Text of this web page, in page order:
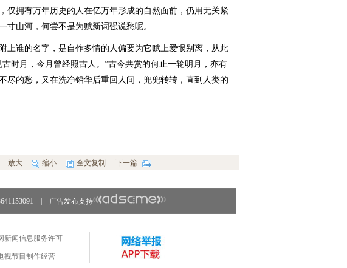
仅拥有万年历史的人在亿万年形成的自然面前，仍用无关紧
寸山河，何尝不是为赋新词强说愁呢。
谁的名字，是自作多情的人偏要为它赋上爱恨别离，从此
时月，今月曾经照古人。”古今共赏的何止一轮明月，亦有
尽的愁，又在洗净铅华后重回人间，兜兜转转，直到人类的
放大 缩小 全文复制 下一篇
广告发布支持
新闻信息服务许可
视节目制作经营